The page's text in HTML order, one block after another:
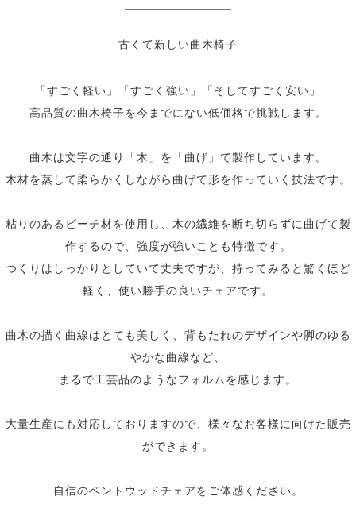
古くて新しい曲木椅子
「すごく軽い」「すごく強い」「そしてすごく安い」
高品質の曲木椅子を今までにない低価格で挑戦します。
曲木は文字の通り「木」を「曲げ」て製作しています。
木材を蒸して柔らかくしながら曲げて形を作っていく技法です。
粘りのあるビーチ材を使用し、木の繊維を断ち切らずに曲げて製
作するので、強度が強いことも特徴です。
つくりはしっかりとしていて丈夫ですが、持ってみると驚くほど
軽く、使い勝手の良いチェアです。
曲木の描く曲線はとても美しく、背もたれのデザインや脚のゆる
やかな曲線など、
まるで工芸品のようなフォルムを感じます。
大量生産にも対応しておりますので、様々なお客様に向けた販売
ができます。
自信のベントウッドチェアをご体感ください。